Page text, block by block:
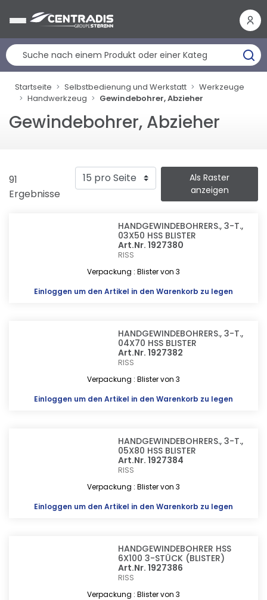
Startseite Selbstbedienung und Werkstatt
Werkzeuge
Handwerkzeug
Gewindebohrer, Abzieher
Gewindebohrer, Abzieher
91
Ergebnisse
Als Raster
anzeigen
HANDGEWINDEBOHRERS., 3-T.,
03X50 HSS BLISTER
Art.Nr. 1927380
RISS
Verpackung : Blister von 3
Einloggen um den Artikel in den Warenkorb zu legen
HANDGEWINDEBOHRERS., 3-T.,
04X70 HSS BLISTER
Art.Nr. 1927382
RISS
Verpackung : Blister von 3
Einloggen um den Artikel in den Warenkorb zu legen
HANDGEWINDEBOHRERS., 3-T.,
05X80 HSS BLISTER
Art.Nr. 1927384
RISS
Verpackung : Blister von 3
Einloggen um den Artikel in den Warenkorb zu legen
HANDGEWINDEBOHRER HSS
6X100 3-STÜCK (BLISTER)
Art.Nr. 1927386
RISS
Verpackung : Blister von 3